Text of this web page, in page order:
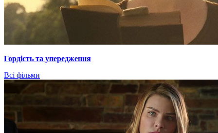
Гордiсть та упередження
Всі фільми